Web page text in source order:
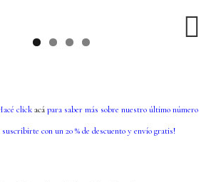
clickacápara saber más sobre nuestro último número
suscribirte con un 20 % de descuento y envío gratis!